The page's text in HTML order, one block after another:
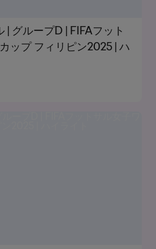
| グループD | FIFAフット
ップ フィリピン2025 | ハ